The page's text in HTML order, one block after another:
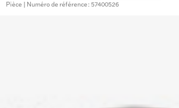
Pièce | Numéro de référence : 57400526